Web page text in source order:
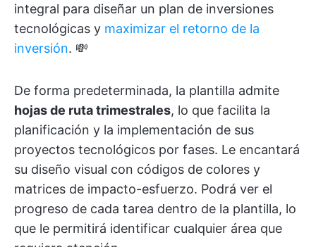
integral para diseñar un plan de inversiones
tecnológicas y maximizar el retorno de la
inversión. 💸
De forma predeterminada, la plantilla admite
hojas de ruta trimestrales, lo que facilita la
planificación y la implementación de sus
proyectos tecnológicos por fases. Le encantará
su diseño visual con códigos de colores y
matrices de impacto-esfuerzo. Podrá ver el
progreso de cada tarea dentro de la plantilla, lo
que le permitirá identificar cualquier área que